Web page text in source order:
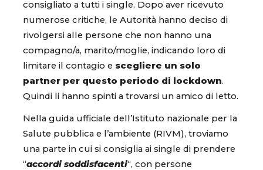
consigliato a tutti i single. Dopo aver ricevuto
numerose critiche, le Autorità hanno deciso di
rivolgersi alle persone che non hanno una
compagno/a, marito/moglie, indicando loro di
limitare il contagio e scegliere un solo
partner per questo periodo di lockdown.
Quindi li hanno spinti a trovarsi un amico di letto.
Nella guida ufficiale dell’Istituto nazionale per la
Salute pubblica e l’ambiente (RIVM), troviamo
una parte in cui si consiglia ai single di prendere
“accordi soddisfacenti“, con persone